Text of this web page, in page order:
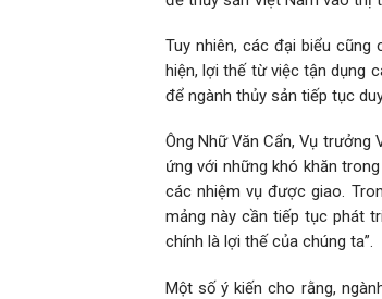
Tuy nhiên, các đại biểu
hiện, lợi thế từ việc tận dụng
để ngành thủy sản tiếp tục
Ông Nhữ Văn Cẩn, Vụ trưởng
ứng với những khó khăn
các nhiệm vụ được giao.
mảng này cần tiếp tục phát
chính là lợi thế của chúng ta”.
Một số ý kiến cho rằng,